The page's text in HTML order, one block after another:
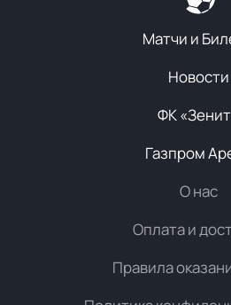
Матчи и
Новости
ФК
Газпром
О нас
Оплата и
Правила